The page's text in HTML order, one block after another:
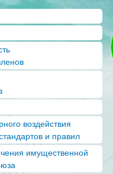
воздействия
и правил
имущественной